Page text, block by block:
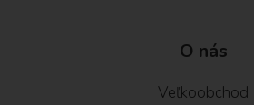
O nás
Veľkoobchod